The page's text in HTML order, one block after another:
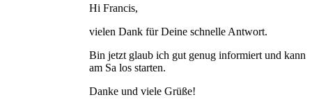
Hi Francis,
vielen Dank für Deine schnelle Antwort.
Bin jetzt glaub ich gut genug informiert und kann
am Sa los starten.
Danke und viele Grüße!